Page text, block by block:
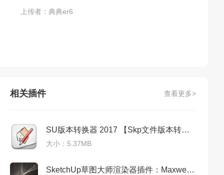
上传者：典典er6
相关插件 查看更多>
SU版本转换器 2017 【Skp文件版本转换器】免费中文版
大小：5.37MB
SketchUp草图大师渲染器插件：Maxwell Render v5.1.2免费下载